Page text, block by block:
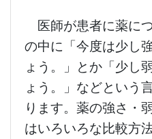
医師が患者に薬に
の中に「今度は少し
ょう。」とか「少し
ょう。」などという
ります。薬の強さ・
はいろいろな比較方